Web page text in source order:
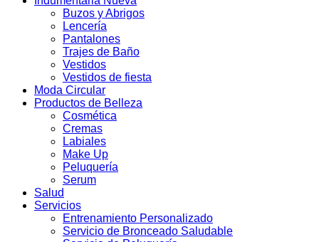
Buzos y Abrigos
Lencería
Pantalones
Trajes de Baño
Vestidos
Vestidos de fiesta
Moda Circular
Productos de Belleza
Cosmética
Cremas
Labiales
Make Up
Peluquería
Serum
Salud
Servicios
Entrenamiento Personalizado
Servicio de Bronceado Saludable